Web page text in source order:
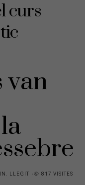
curs
van
LLEGIT 817 VISITES